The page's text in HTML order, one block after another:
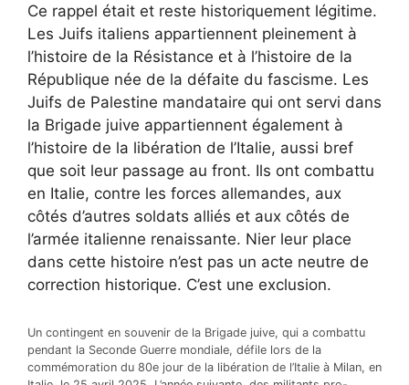
Ce rappel était et reste historiquement légitime.
Les Juifs italiens appartiennent pleinement à
l’histoire de la Résistance et à l’histoire de la
République née de la défaite du fascisme. Les
Juifs de Palestine mandataire qui ont servi dans
la Brigade juive appartiennent également à
l’histoire de la libération de l’Italie, aussi bref
que soit leur passage au front. Ils ont combattu
en Italie, contre les forces allemandes, aux
côtés d’autres soldats alliés et aux côtés de
l’armée italienne renaissante. Nier leur place
dans cette histoire n’est pas un acte neutre de
correction historique. C’est une exclusion.
Un contingent en souvenir de la Brigade juive, qui a combattu
pendant la Seconde Guerre mondiale, défile lors de la
commémoration du 80e jour de la libération de l’Italie à Milan, en